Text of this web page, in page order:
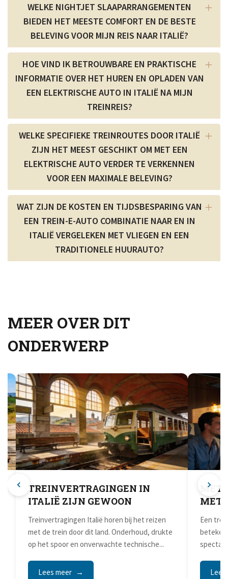
WELKE NIGHTJET SLAAPARRANGEMENTEN
BIEDEN HET MEESTE COMFORT EN DE BESTE
BELEVING VOOR MIJN REIS NAAR ITALIË?
HOE VIND IK BETROUWBARE EN PRAKTISCHE
INFORMATIE OVER HET HUREN EN OPLADEN VAN
EEN ELEKTRISCHE AUTO IN ITALIË NA MIJN
TREINREIS?
WELKE SPECIFIEKE TREINROUTES DOOR ITALIË
ZIJN HET MEEST GESCHIKT OM MET EEN
ELEKTRISCHE AUTO VERDER TE VERKENNEN
VOOR EEN MAXIMALE BELEVING?
WAT ZIJN DE KOSTEN EN TIJDSBESPARING VAN
EEN TREIN-E-AUTO COMBINATIE NAAR EN IN
ITALIË VERGELEKEN MET VLIEGEN EN EEN
TRADITIONELE HUURAUTO?
MEER OVER DIT
ONDERWERP
TREINVERTRAGINGEN IN
ITALIË ZIJN GEWOON
Treinvertragingen Italië horen bij het reizen
met de trein door dit land. Onderhoud, drukte
op het spoor en onverwachte technische...
Lees meer
MET
Een
Lees